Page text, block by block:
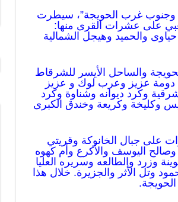
وجنوب غرب الحويجة”، سيطرت
على عشرات القرى منها:
والحميد وهيجل الشمالية
والساحل الأيسر للشرقاط
دومة عزيز وعرب لوك و عزيز
وكرد ديوانه وشناوة وكرد
وكليخة وكريعة وخندق الكبرى
على جبال الخانوكة وقريتي
اليوسف والأكرع وأم كهوه
وزرد والطالعه وسريره العليا
الأثر والجزيرة. خلال هذا